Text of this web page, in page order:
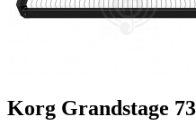
Korg Grandstage